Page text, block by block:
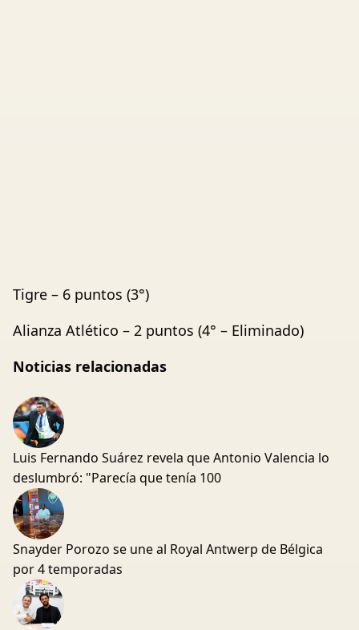
Tigre – 6 puntos (3°)
Alianza Atlético – 2 puntos (4° – Eliminado)
Noticias relacionadas
Luis Fernando Suárez revela que Antonio Valencia lo
deslumbró: "Parecía que tenía 100
Snayder Porozo se une al Royal Antwerp de Bélgica
por 4 temporadas